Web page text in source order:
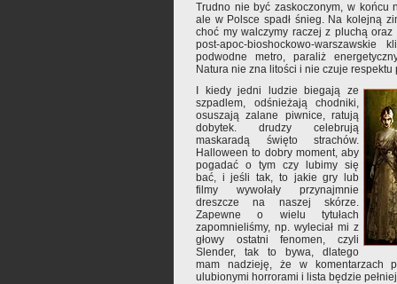
Trudno nie być zaskoczonym, w końcu
ale w Polsce spadł śnieg. Na kolejną
choć my walczymy raczej z pluchą oraz
post-apoc-bioshockowo-warszawskie
podwodne metro, paraliż
Natura nie zna litości i nie czuje respektu
I kiedy jedni ludzie biegają ze
szpadlem, odśnieżają chodniki,
osuszają zalane piwnice, ratują
dobytek. drudzy celebrują
maskaradą święto strachów.
Halloween to dobry moment, aby
pogadać o tym czy lubimy się
bać, i jeśli tak, to jakie gry lub
filmy wywołały przynajmnie
dreszcze na naszej skórze.
Zapewne o wielu tytułach
zapomnieliśmy, np. wyleciał mi z
głowy ostatni fenomen, czyli
Slender, tak to bywa, dlatego
mam nadzieję, że w komentarzach
ulubionymi horrorami i lista będzie